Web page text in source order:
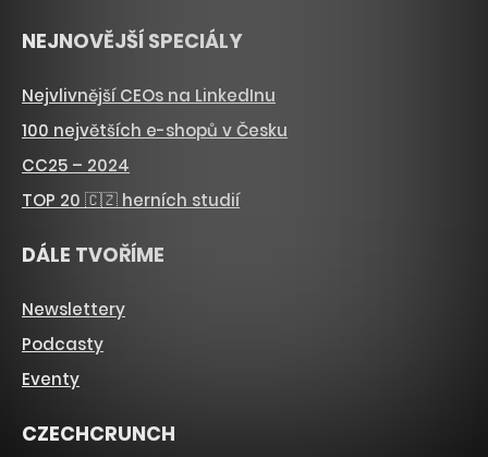
NEJNOVĚJŠÍ SPECIÁLY
Nejvlivnější CEOs na LinkedInu
100 největších e-shopů v Česku
CC25 – 2024
TOP 20 🇨🇿 herních studií
DÁLE TVOŘÍME
Newslettery
Podcasty
Eventy
CZECHCRUNCH